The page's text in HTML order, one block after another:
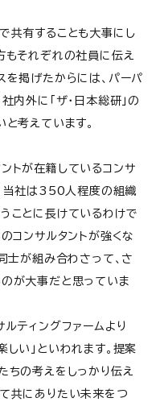
共有することも大事にし
もそれぞれの社員に伝え
を掲げたからには、パーパ
内外に「ザ・日本総研」の
考えています。
トが在籍しているコンサ
当社は350人程度の組織
ことに長けているわけで
コンサルタントが強くな
士が組み合わさって、さ
が大事だと思っていま
ティングファームより
い」といわれます。提案
ちの考えをしっかり伝え
共にありたい未来をつ